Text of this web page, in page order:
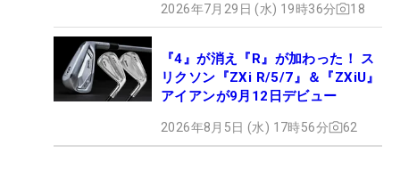
2026年7月29日 (水) 19時36分 18
『4』が消え『R』が加わった！ ス
リクソン『ZXi R/5/7』＆『ZXiU』
アイアンが9月12日デビュー
2026年8月5日 (水) 17時56分 62